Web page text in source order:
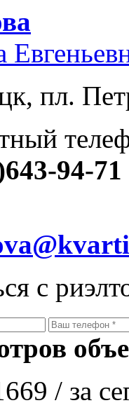
пл.
94-71
с
/ за